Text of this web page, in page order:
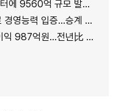
억 규모 발전설비 공급
력 입증…승계 기반 강화
억원...전년比 118% 증가